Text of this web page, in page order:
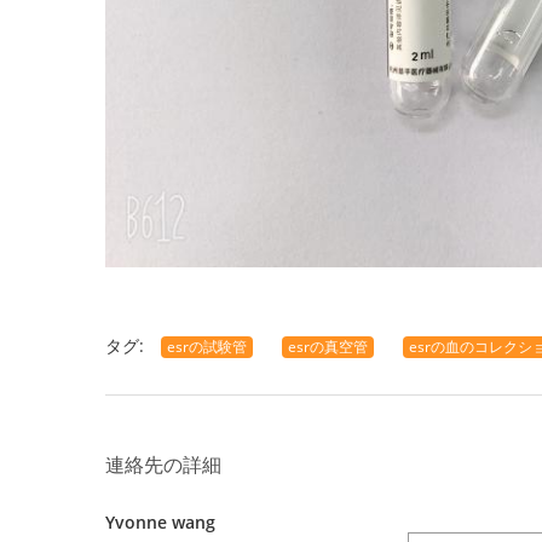
タグ: esrの試験管 esrの真空管 esrの血のコレクシ
連絡先の詳細
Yvonne wang